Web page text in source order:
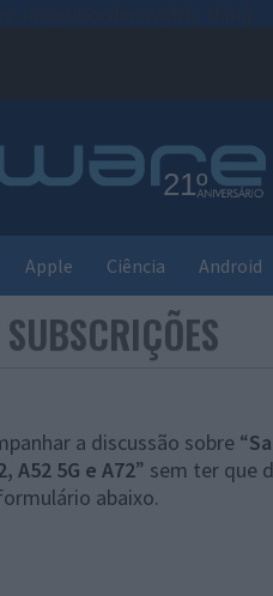
Apple Ciência Android
a discussão sobre “
A52 5G e A72” sem ter que
abaixo.